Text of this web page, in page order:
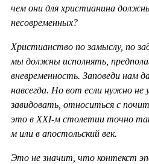
чем они для христианина
несовременных?
Христианство по замыслу, по
мы должны исполнять,
вневременность. Заповеди нам
навсегда. Но вот если нужно не
завидовать, относиться с
это в ХХI-м столетии точно
м или в апостольский век.
Это не значит, что контекст